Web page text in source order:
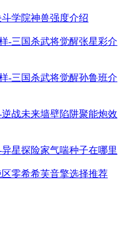
学院神兽强度介绍
-三国杀武将觉醒张星彩介
-三国杀武将觉醒孙鲁班介
战未来墙壁陷阱聚能炮效
星探险家气喘种子在哪里
零希希芙音擎选择推荐